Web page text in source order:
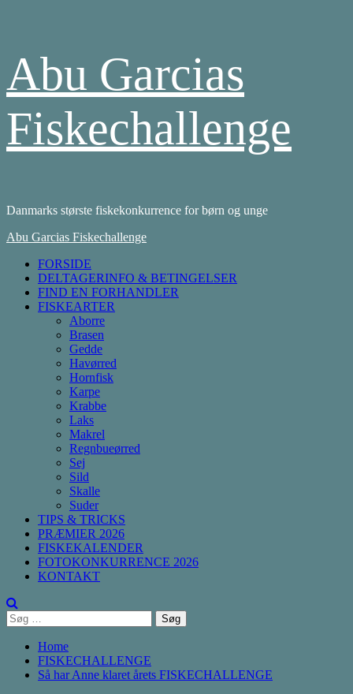
content
Abu Garcias
Fiskechallenge
Danmarks største fiskekonkurrence for børn og unge
Primary
Abu Garcias Fiskechallenge
FORSIDE
DELTAGERINFO & BETINGELSER
FIND EN FORHANDLER
FISKEARTER
Aborre
Brasen
Gedde
Havørred
Hornfisk
Karpe
Krabbe
Laks
Makrel
Regnbueørred
Sej
Sild
Skalle
Suder
TIPS & TRICKS
PRÆMIER 2026
FISKEKALENDER
FOTOKONKURRENCE 2026
KONTAKT
Søg
efter:
Home
FISKECHALLENGE
Så har Anne klaret årets FISKECHALLENGE